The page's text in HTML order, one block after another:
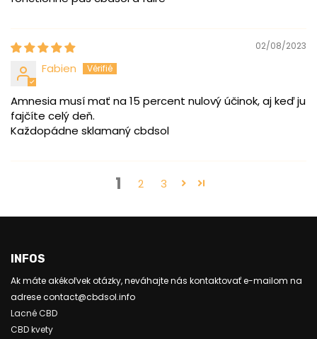
02/08/2023
Fabien
Amnesia musí mať na 15 percent nulový účinok, aj keď ju
fajčíte celý deň.
Každopádne sklamaný cbdsol
1 2 3
INFOS
Ak máte akékoľvek otázky, neváhajte nás kontaktovať e-mailom na
adrese contact@cbdsol.info
Lacné CBD
CBD kvety